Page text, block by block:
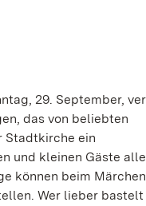
29. September,
das von beliebten
Stadtkirche ein
und kleinen Gäste
können beim
Wer lieber